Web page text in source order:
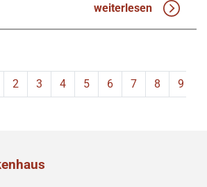
weiterlesen
2 3 4 5 6 7 8 9